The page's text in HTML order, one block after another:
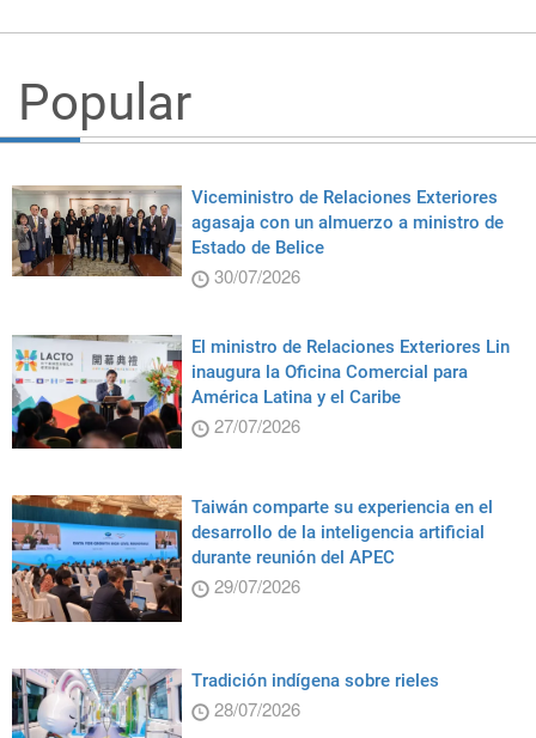
Popular
Viceministro de Relaciones Exteriores
agasaja con un almuerzo a ministro de
Estado de Belice
30/07/2026
El ministro de Relaciones Exteriores Lin
inaugura la Oficina Comercial para
América Latina y el Caribe
27/07/2026
Taiwán comparte su experiencia en el
desarrollo de la inteligencia artificial
durante reunión del APEC
29/07/2026
Tradición indígena sobre rieles
28/07/2026